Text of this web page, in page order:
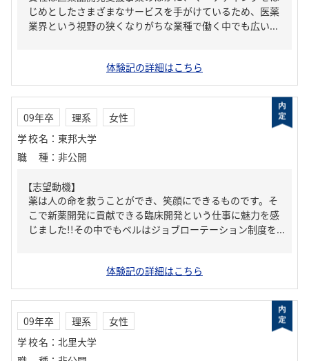
じめとしたさまざまなサービスを手がけているため、医薬
業界という視野の狭くなりがちな業種で働く中でも広い...
体験記の詳細はこちら
09年卒 理系
女性
学校名 ： 東邦大学
職種 ： 非公開
【志望動機】
薬は人の命を救うことができ、笑顔にできるものです。そ
こで新薬開発に貢献できる臨床開発という仕事に魅力を感
じました!!その中でもベルはジョブローテーション制度を...
体験記の詳細はこちら
09年卒 理系
女性
学校名 ： 北里大学